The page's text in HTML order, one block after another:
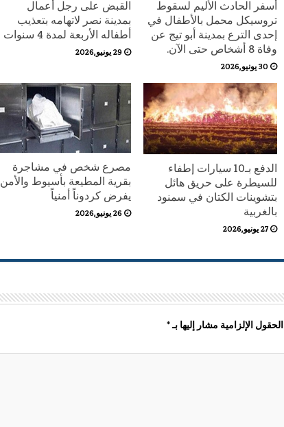
أسفر الحادث الأليم لسقوط
تروسيكل محمل بالأطفال في
إحدى الترع بمدينة أبو تيج عن
وفاة 8 أشخاص حتى الآن.
30 يونيو,2026
القبض على رجل أعمال
بمدينة نصر لاتهامه بتعذيب
أطفاله الأربعة لمدة 4 سنوات
29 يونيو,2026
الدفع بـ10 سيارات إطفاء
للسيطرة على حريق هائل
بتشوينات الكتان في سمنود
بالغربية
27 يونيو,2026
مصرع شخص في مشاجرة
بقرية المطيعة بأسيوط والأمن
يفرض كردوناً أمنياً
26 يونيو,2026
الحقول الإلزامية مشار إليها بـ*